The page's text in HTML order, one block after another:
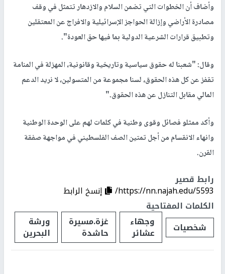
وأضاف أن الخطوات التي تضمن السلام والازدهار تتمثل في وقف
مصادرة الأراضي وإزالة الحواجز الإسرائيلية والافراج عن المعتقلين
وتطبيق قرارات الشرعية الدولية بما فيها حق العودة".
وقال:"شعبنا له حقوق سياسية وتاريخية وقانونية، المهزلة في المنامة
تقفز عن كل هذه الحقوق، لسنا مجموعة من المتسولين، لا نريد الدعم
المالي مقابل التنازل عن هذه الحقوق."
وأكد ممثلو فصائل وقوى وطنية في كلمات لهم على الوحدة الوطنية
وانهاء الانقسام من أجل تمتين الصف الفلسطيني في مواجهة صفقة
القرن.
رابط قصير
https://nn.najah.edu/5593/
إنسخ الرابط
الكلمات المفتاحية
شخصيات
وجهاء
عشائر
غزة.مسيرة
حاشدة
ورشة
البحرين